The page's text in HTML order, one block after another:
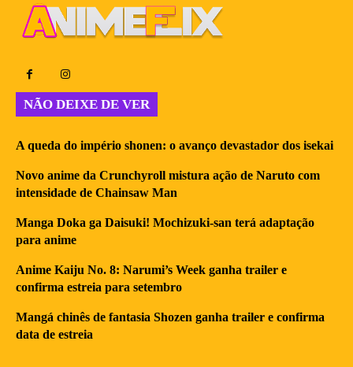
NÃO DEIXE DE VER
A queda do império shonen: o avanço devastador dos isekai
Novo anime da Crunchyroll mistura ação de Naruto com
intensidade de Chainsaw Man
Manga Doka ga Daisuki! Mochizuki-san terá adaptação
para anime
Anime Kaiju No. 8: Narumi’s Week ganha trailer e
confirma estreia para setembro
Mangá chinês de fantasia Shozen ganha trailer e confirma
data de estreia